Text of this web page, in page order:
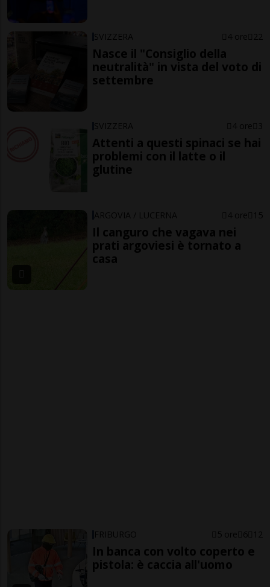
SVIZZERA 4 ore 22
Nasce il "Consiglio della
neutralità" in vista del voto di
settembre
SVIZZERA 4 ore 3
Attenti a questi spinaci se hai
problemi con il latte o il
glutine
ARGOVIA / LUCERNA 4 ore 15
Il canguro che vagava nei
prati argoviesi è tornato a
casa
FRIBURGO 5 ore 6 12
In banca con volto coperto e
pistola: è caccia all'uomo